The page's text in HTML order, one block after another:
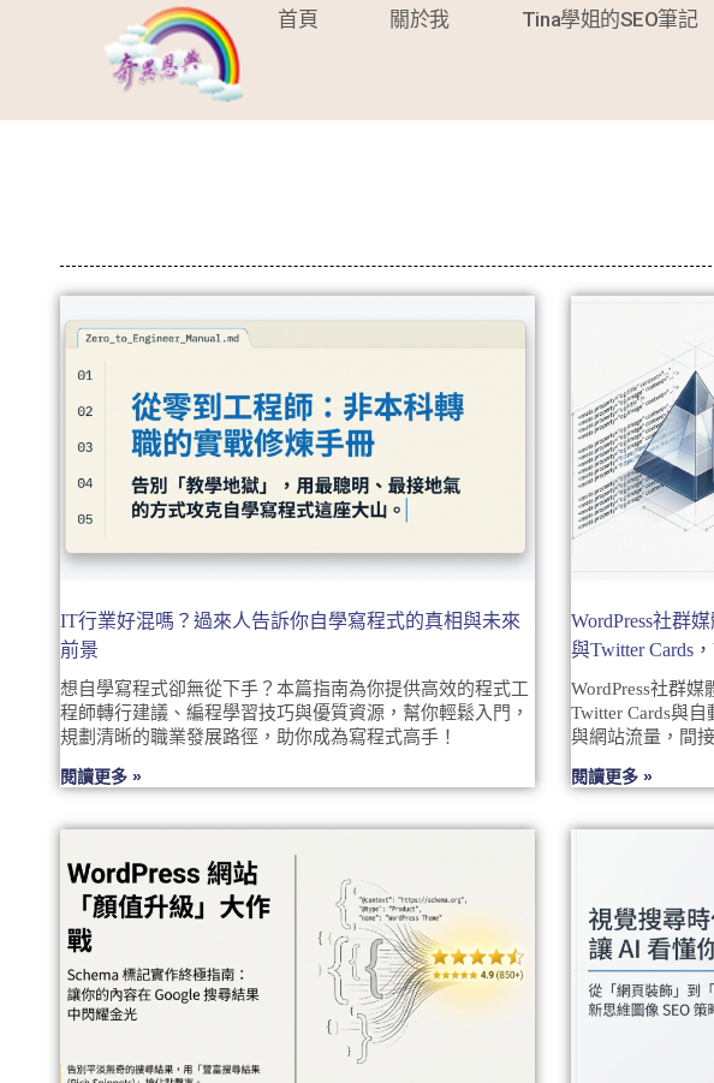
首頁 關於我 Tina學姐的SEO筆記
IT行業好混嗎？過來人告訴你自學寫程式的真相與未來
前景
想自學寫程式卻無從下手？本篇指南為你提供高效的程式工
程師轉行建議、編程學習技巧與優質資源，幫你輕鬆入門，
規劃清晰的職業發展路徑，助你成為寫程式高手！
閱讀更多 »
WordPress社群
與Twitter Cards
WordPress社群媒
Twitter Cards與
與網站流量，間
閱讀更多 »